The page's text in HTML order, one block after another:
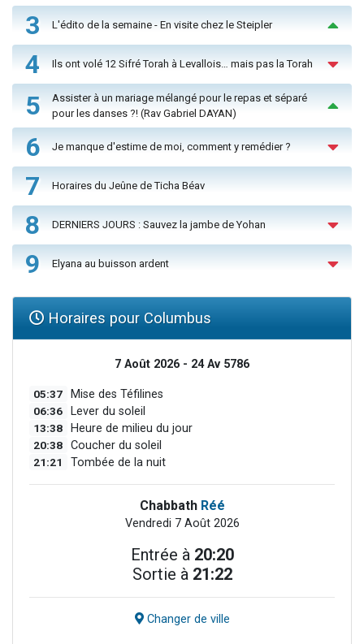
3 L'édito de la semaine - En visite chez le Steipler
4 Ils ont volé 12 Sifré Torah à Levallois… mais pas la Torah
5
Assister à un mariage mélangé pour le repas et séparé
pour les danses ?! (Rav Gabriel DAYAN)
6 Je manque d'estime de moi, comment y remédier ?
7 Horaires du Jeûne de Ticha Béav
8 DERNIERS JOURS : Sauvez la jambe de Yohan
9 Elyana au buisson ardent
Horaires pour Columbus
7 Août 2026 - 24 Av 5786
05:37 Mise des Téfilines
06:36 Lever du soleil
13:38 Heure de milieu du jour
20:38 Coucher du soleil
21:21 Tombée de la nuit
Chabbath Réé
Vendredi 7 Août 2026
Entrée à 20:20
Sortie à 21:22
Changer de ville